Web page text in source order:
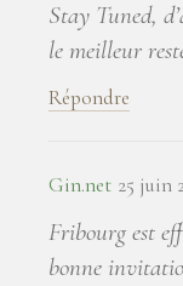
Stay Tuned,
le meilleur
Répondre
Gin.net 25 juin
Fribourg est
bonne